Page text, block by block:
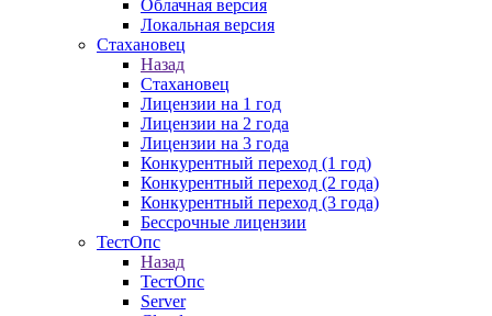
Облачная версия
Локальная версия
Стахановец
Назад
Стахановец
Лицензии на 1 год
Лицензии на 2 года
Лицензии на 3 года
Конкурентный переход (1 год)
Конкурентный переход (2 года)
Конкурентный переход (3 года)
Бессрочные лицензии
ТестОпс
Назад
ТестОпс
Server